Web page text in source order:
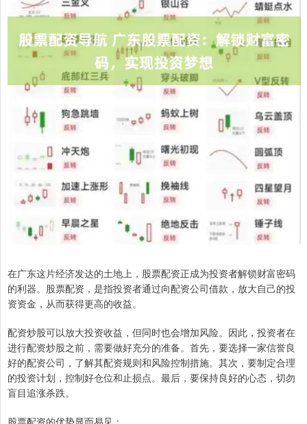
在广东这片经济发达的土地上，股票配资正成为投资者解锁财富密码
的利器。股票配资，是指投资者通过向配资公司借款，放大自己的投
资资金，从而获得更高的收益。
配资炒股可以放大投资收益，但同时也会增加风险。因此，投资者在
进行配资炒股之前，需要做好充分的准备。首先，要选择一家信誉良
好的配资公司，了解其配资规则和风险控制措施。其次，要制定合理
的投资计划，控制好仓位和止损点。最后，要保持良好的心态，切勿
盲目追涨杀跌。
股票配资的优势显而易见：